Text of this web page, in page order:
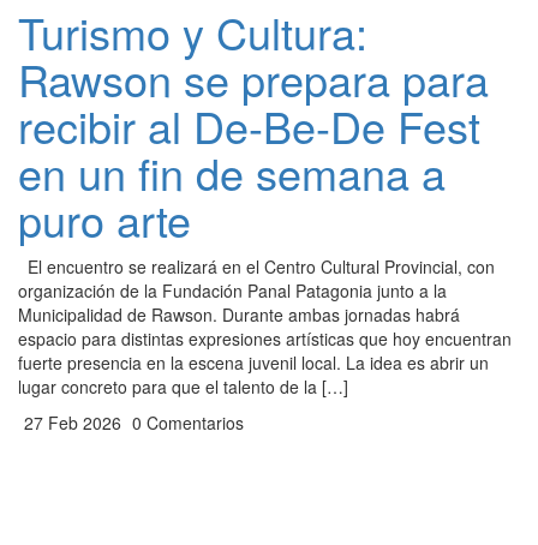
Turismo y Cultura:
Rawson se prepara para
recibir al De-Be-De Fest
en un fin de semana a
puro arte
El encuentro se realizará en el Centro Cultural Provincial, con
organización de la Fundación Panal Patagonia junto a la
Municipalidad de Rawson. Durante ambas jornadas habrá
espacio para distintas expresiones artísticas que hoy encuentran
fuerte presencia en la escena juvenil local. La idea es abrir un
lugar concreto para que el talento de la […]
27 Feb 2026 0 Comentarios